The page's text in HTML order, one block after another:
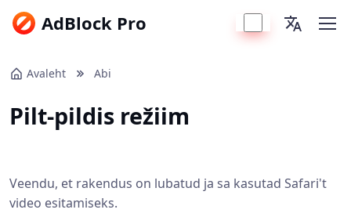
AdBlock Pro
Avaleht Abi
Pilt-pildis režiim
Veendu, et rakendus on lubatud ja sa kasutad Safari't
video esitamiseks.